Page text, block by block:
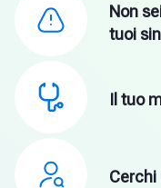
Non
tuoi
Il tuo
Cerchi